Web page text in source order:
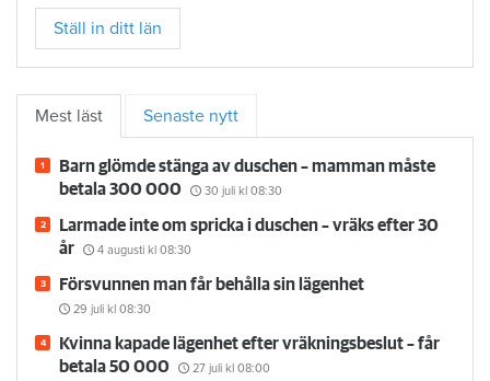
Ställ in ditt län
Mest läst Senaste nytt
Barn glömde stänga av duschen – mamman måste
betala 300 000
30 juli kl 08:30
Larmade inte om spricka i duschen – vräks efter 30
år
4 augusti kl 08:30
Försvunnen man får behålla sin lägenhet
29 juli kl 08:30
Kvinna kapade lägenhet efter vräkningsbeslut – får
betala 50 000
27 juli kl 08:00